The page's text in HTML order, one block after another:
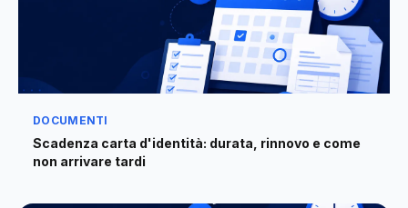
DOCUMENTI
Scadenza carta d'identità: durata, rinnovo e come
non arrivare tardi